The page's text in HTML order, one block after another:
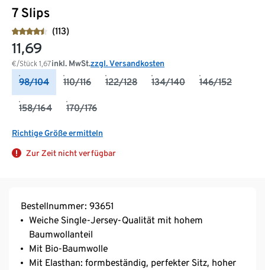
7 Slips
(113)
11,69
€/Stück 1,67inkl. MwSt.zzgl. Versandkosten
98/104 110/116 122/128 134/140 146/152
158/164 170/176
Richtige Größe ermitteln
Zur Zeit nicht verfügbar
Bestellnummer: 93651
Weiche Single-Jersey-Qualität mit hohem
Baumwollanteil
Mit Bio-Baumwolle
Mit Elasthan: formbeständig, perfekter Sitz, hoher